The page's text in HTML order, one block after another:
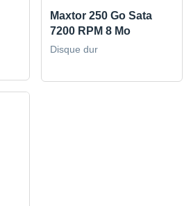
Maxtor 250 Go Sata
7200 RPM 8 Mo
Disque dur